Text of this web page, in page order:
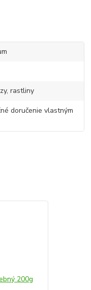
rastliny
doručenie vlastným